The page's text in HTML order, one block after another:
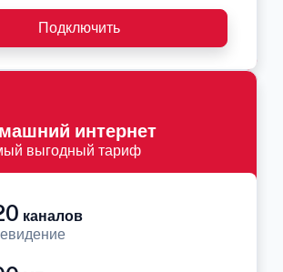
Подключить
интернет
выгодный тариф
каналов